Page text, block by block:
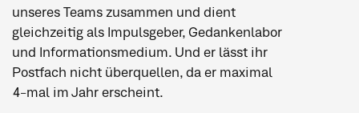
unseres Teams zusammen und dient
gleichzeitig als Impulsgeber, Gedankenlabor
und Informationsmedium. Und er lässt ihr
Postfach nicht überquellen, da er maximal
4-mal im Jahr erscheint.